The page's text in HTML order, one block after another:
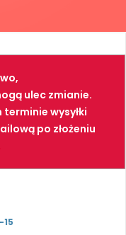
SPAWALNICTWO
PNEUMATYKA
ulec zmianie.
wysyłki
po złożeniu